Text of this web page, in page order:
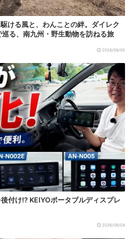
ける風と、わんことの絆。ダイレク
る、南九州・野生動物を訪ねる旅
2026/08/05
付け!? KEIYOポータブルディスプレ
2026/08/04